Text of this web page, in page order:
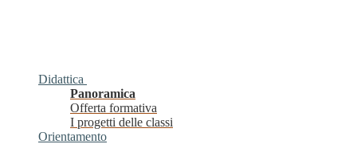
Didattica
Panoramica
Offerta formativa
I progetti delle classi
Orientamento